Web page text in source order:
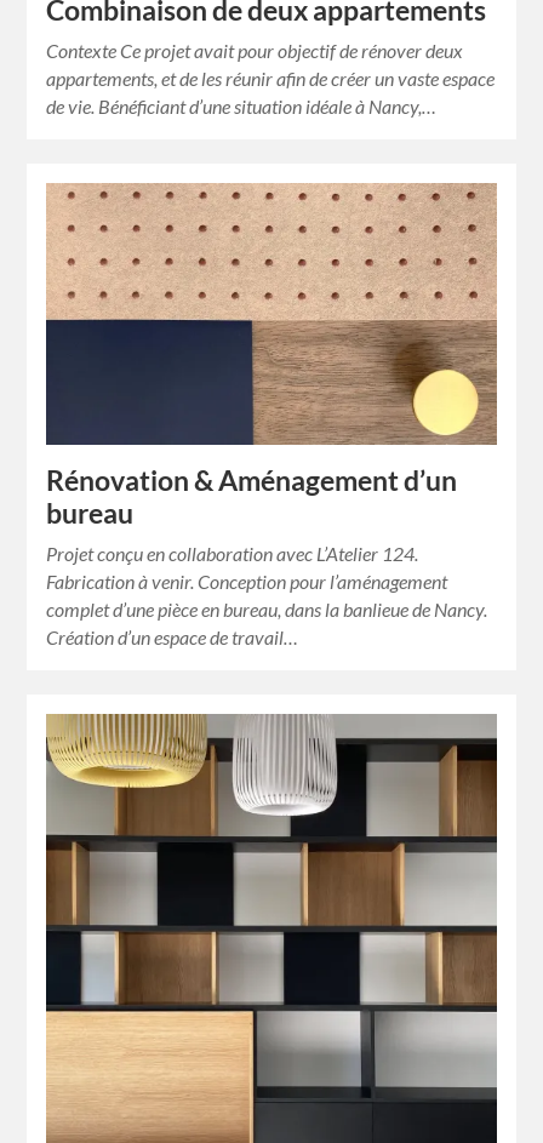
Combinaison de deux appartements
Contexte Ce projet avait pour objectif de rénover deux
appartements, et de les réunir afin de créer un vaste espace
de vie. Bénéficiant d’une situation idéale à Nancy,…
Rénovation & Aménagement d’un
bureau
Projet conçu en collaboration avec L’Atelier 124.
Fabrication à venir. Conception pour l’aménagement
complet d’une pièce en bureau, dans la banlieue de Nancy.
Création d’un espace de travail…